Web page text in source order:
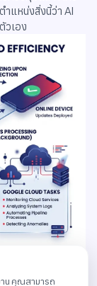
ำแหน่งสิ่งนี้ว่า AI
วเอง
AI สำหรับ
าน คุณสามารถ